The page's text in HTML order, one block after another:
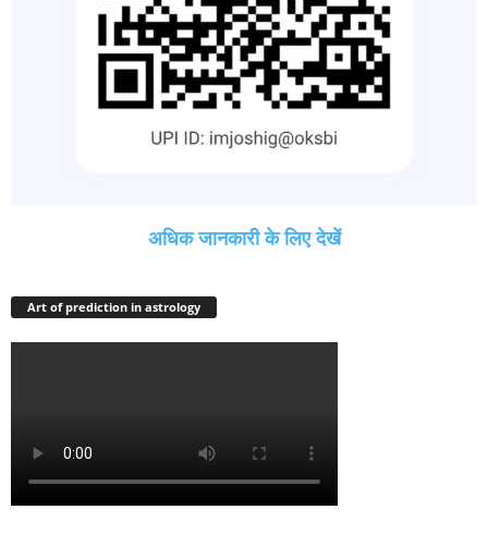
अधिक जानकारी के लिए देखें
Art of prediction in astrology